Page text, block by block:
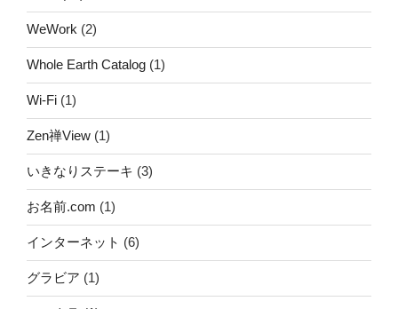
WeWork (2)
Whole Earth Catalog (1)
Wi-Fi (1)
Zen禅View (1)
いきなりステーキ (3)
お名前.com (1)
インターネット (6)
グラビア (1)